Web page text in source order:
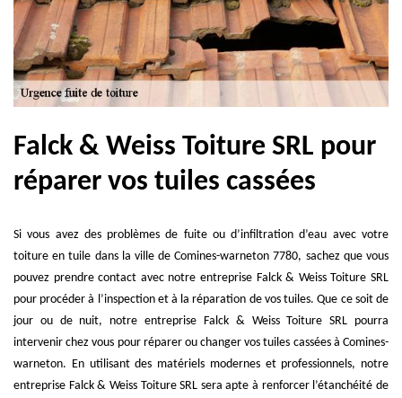
Falck & Weiss Toiture SRL pour
réparer vos tuiles cassées
Si vous avez des problèmes de fuite ou d’infiltration d’eau avec votre
toiture en tuile dans la ville de Comines-warneton 7780, sachez que vous
pouvez prendre contact avec notre entreprise Falck & Weiss Toiture SRL
pour procéder à l’inspection et à la réparation de vos tuiles. Que ce soit de
jour ou de nuit, notre entreprise Falck & Weiss Toiture SRL pourra
intervenir chez vous pour réparer ou changer vos tuiles cassées à Comines-
warneton. En utilisant des matériels modernes et professionnels, notre
entreprise Falck & Weiss Toiture SRL sera apte à renforcer l’étanchéité de